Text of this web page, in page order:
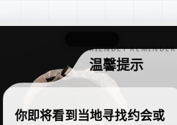
FRIENDLY REMINDER
温馨提示
你即将看到当地寻找约会或